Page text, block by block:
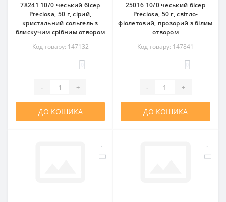
78241 10/0 чеський бісер
Preciosa, 50 г, сірий,
кристальний сольгель з
блискучим срібним отвором
Код товару: 147132
- +
ДО КОШИКА
25016 10/0 чеський бісер
Preciosa, 50 г, світло-
фіолетовий, прозорий з білим
отвором
Код товару: 147841
- +
ДО КОШИКА